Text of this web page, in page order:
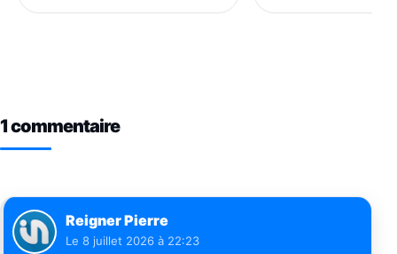
1 commentaire
Reigner Pierre
Le 8 juillet 2026 à 22:23